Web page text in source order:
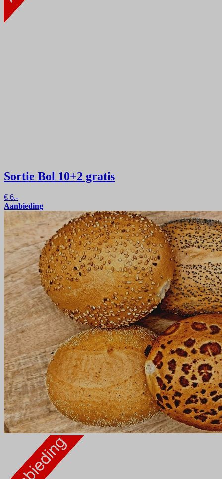
Sortie Bol 10+2 gratis
€ 6.-
Aanbieding